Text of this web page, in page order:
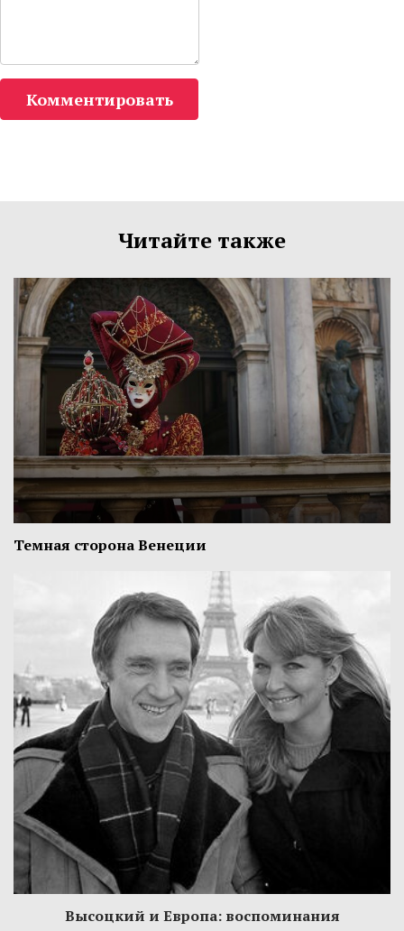
Комментировать
Читайте также
Темная сторона Венеции
Высоцкий и Европа: воспоминания